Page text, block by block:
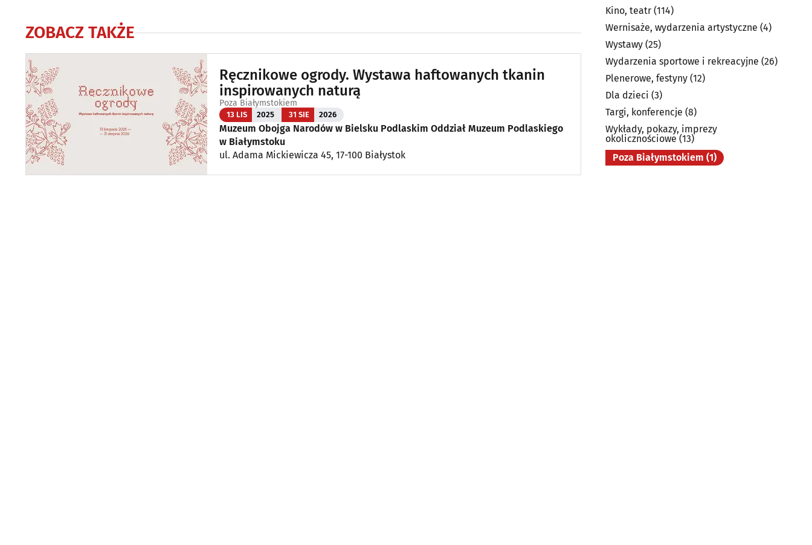
ZOBACZ TAKŻE
Ręcznikowe ogrody. Wystawa haftowanych tkanin
inspirowanych naturą
Poza Białymstokiem
13 LIS 2025 31 SIE 2026
Muzeum Obojga Narodów w Bielsku Podlaskim Oddział Muzeum Podlaskiego
w Białymstoku
ul. Adama Mickiewicza 45, 17-100 Białystok
Kino, teatr (114)
Wernisaże, wydarzenia artystyczne (4)
Wystawy (25)
Wydarzenia sportowe i rekreacyjne (26)
Plenerowe, festyny (12)
Dla dzieci (3)
Targi, konferencje (8)
Wykłady, pokazy, imprezy
okolicznościowe (13)
Poza Białymstokiem (1)